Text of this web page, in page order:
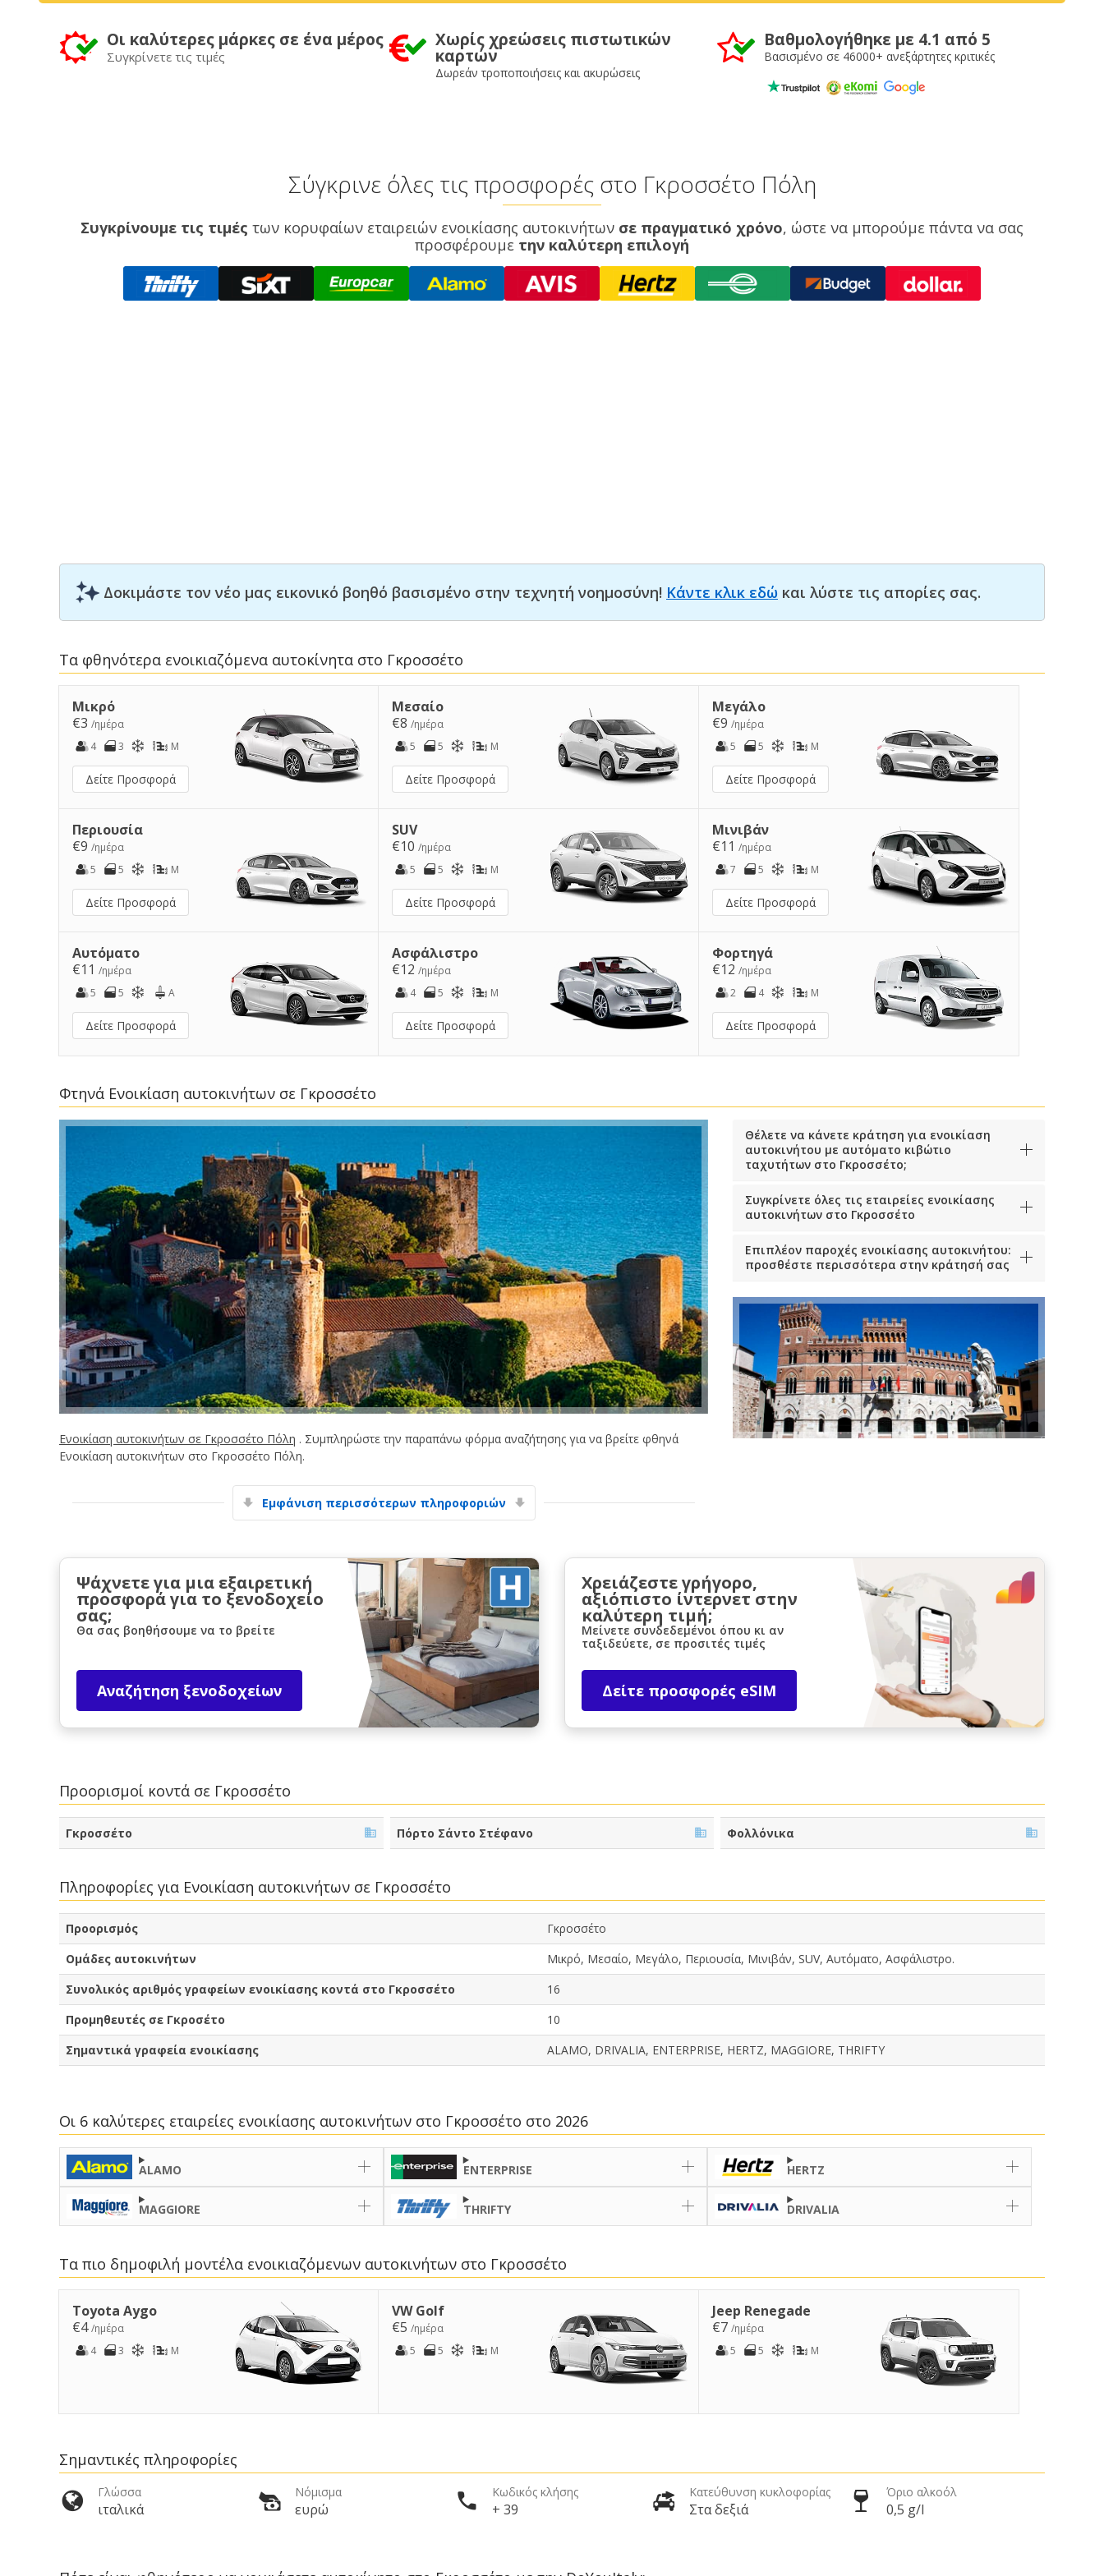
Οι καλύτερες μάρκες σε ένα μέρος
Συγκρίνετε τις τιμές
Χωρίς χρεώσεις πιστωτικών
καρτών
Δωρεάν τροποποιήσεις και ακυρώσεις
Βαθμολογήθηκε με 4.1 από 5
Βασισμένο σε 46000+ ανεξάρτητες κριτικές
Σύγκρινε όλες τις προσφορές στο Γκροσσέτο Πόλη
Συγκρίνουμε τις τιμές των κορυφαίων εταιρειών ενοικίασης αυτοκινήτων σε πραγματικό χρόνο, ώστε να μπορούμε πάντα να σας
προσφέρουμε την καλύτερη επιλογή
Δοκιμάστε τον νέο μας εικονικό βοηθό βασισμένο στην τεχνητή νοημοσύνη! Κάντε κλικ εδώ και λύστε τις απορίες σας.
Τα φθηνότερα ενοικιαζόμενα αυτοκίνητα στο Γκροσσέτο
Μικρό
€3 /ημέρα
4
3 M
Δείτε Προσφορά
Μεσαίο
€8/ημέρα
5
5 M
Δείτε Προσφορά
Μεγάλο
€9 /ημέρα
5
5 M
Δείτε Προσφορά
Περιουσία
€9 /ημέρα
5
5 M
Δείτε Προσφορά
SUV
€10/ημέρα
5
5 M
Δείτε Προσφορά
Μινιβάν
€11 /ημέρα
7
5 M
Δείτε Προσφορά
Αυτόματο
€11 /ημέρα
5
5 A
Δείτε Προσφορά
Ασφάλιστρο
€12/ημέρα
4
5 M
Δείτε Προσφορά
Φορτηγά
€12 /ημέρα
2
4 M
Δείτε Προσφορά
Φτηνά Ενοικίαση αυτοκινήτων σε Γκροσσέτο
Ενοικίαση αυτοκινήτων σε Γκροσσέτο Πόλη . Συμπληρώστε την παραπάνω φόρμα αναζήτησης για να βρείτε φθηνά
Ενοικίαση αυτοκινήτων στο Γκροσσέτο Πόλη.
Εμφάνιση περισσότερων πληροφοριών
Θέλετε να κάνετε κράτηση για ενοικίαση
αυτοκινήτου με αυτόματο κιβώτιο
ταχυτήτων στο Γκροσσέτο;
Συγκρίνετε όλες τις εταιρείες ενοικίασης
αυτοκινήτων στο Γκροσσέτο
Επιπλέον παροχές ενοικίασης αυτοκινήτου:
προσθέστε περισσότερα στην κράτησή σας
Ψάχνετε για μια εξαιρετική
προσφορά για το ξενοδοχείο
σας;
Θα σας βοηθήσουμε να το βρείτε
Αναζήτηση ξενοδοχείων
Χρειάζεστε γρήγορο,
αξιόπιστο ίντερνετ στην
καλύτερη τιμή;
Μείνετε συνδεδεμένοι όπου κι αν
ταξιδεύετε, σε προσιτές τιμές
Δείτε προσφορές eSIM
Προορισμοί κοντά σε Γκροσσέτο
Γκροσσέτο Πόρτο Σάντο Στέφανο Φολλόνικα
Πληροφορίες για Ενοικίαση αυτοκινήτων σε Γκροσσέτο
Προορισμός
Γκροσσέτο
Ομάδες αυτοκινήτων
Μικρό, Μεσαίο, Μεγάλο, Περιουσία, Μινιβάν, SUV, Αυτόματο, Ασφάλιστρο.
Συνολικός αριθμός γραφείων ενοικίασης κοντά στο Γκροσσέτο
16
Προμηθευτές σε Γκροσέτο
10
Σημαντικά γραφεία ενοικίασης
ALAMO, DRIVALIA, ENTERPRISE, HERTZ, MAGGIORE, THRIFTY
Οι 6 καλύτερες εταιρείες ενοικίασης αυτοκινήτων στο Γκροσσέτο στο 2026
ALAMO ENTERPRISE HERTZ
MAGGIORE THRIFTY DRIVALIA
Τα πιο δημοφιλή μοντέλα ενοικιαζόμενων αυτοκινήτων στο Γκροσσέτο
Toyota Aygo
€4/ημέρα
4
3 M
VW Golf
€5/ημέρα
5
5 M
Jeep Renegade
€7 /ημέρα
5
5 M
Σημαντικές πληροφορίες
Γλώσσα
ιταλικά
Νόμισμα
ευρώ
Κωδικός κλήσης
+ 39
Κατεύθυνση κυκλοφορίας
Στα δεξιά
Όριο αλκοόλ
0,5 g/l
Μεγάλες εξοικονομήσεις
Αποκτήστε πρόσβαση σε αποκλειστικές
προσφορές συνεργατών
Σύνδεση με eLink